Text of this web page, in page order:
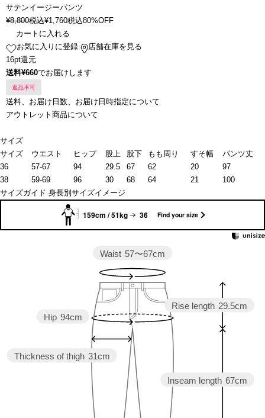
サテンイージーパンツ
¥8,800税込¥1,760税込80%OFF
カートに入れる
お気に入りに登録
店舗在庫を見る
16pt還元
送料¥660でお届けします
返品不可
送料、お届け日数、お届け日時指定について
アウトレット商品について
サイズ
サイズ
ウエスト ヒップ 股上 股下 もも周り すそ幅
パンツ丈
36
57-67 94 29.5 67 62 20
97
38
59-69 96 30 68 64 21
100
サイズガイド 身長別サイズイメージ
159cm / 51kg 36 Find your size
Inseam length 67cm
Rise length 29.5cm
Thickness of thigh 31cm
Hip 94cm
Waist 57〜67cm